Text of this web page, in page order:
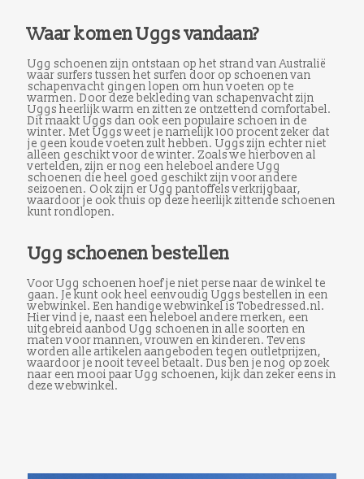
Waar komen Uggs vandaan?
Ugg schoenen zijn ontstaan op het strand van Australië
waar surfers tussen het surfen door op schoenen van
schapenvacht gingen lopen om hun voeten op te
warmen. Door deze bekleding van schapenvacht zijn
Uggs heerlijk warm en zitten ze ontzettend comfortabel.
Dit maakt Uggs dan ook een populaire schoen in de
winter. Met Uggs weet je namelijk 100 procent zeker dat
je geen koude voeten zult hebben. Uggs zijn echter niet
alleen geschikt voor de winter. Zoals we hierboven al
vertelden, zijn er nog een heleboel andere Ugg
schoenen die heel goed geschikt zijn voor andere
seizoenen. Ook zijn er Ugg pantoffels verkrijgbaar,
waardoor je ook thuis op deze heerlijk zittende schoenen
kunt rondlopen.
Ugg schoenen bestellen
Voor Ugg schoenen hoef je niet perse naar de winkel te
gaan. Je kunt ook heel eenvoudig Uggs bestellen in een
webwinkel. Een handige webwinkel is Tobedressed.nl.
Hier vind je, naast een heleboel andere merken, een
uitgebreid aanbod Ugg schoenen in alle soorten en
maten voor mannen, vrouwen en kinderen. Tevens
worden alle artikelen aangeboden tegen outletprijzen,
waardoor je nooit teveel betaalt. Dus ben je nog op zoek
naar een mooi paar Ugg schoenen, kijk dan zeker eens in
deze webwinkel.